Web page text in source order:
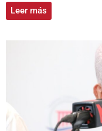
Leer más